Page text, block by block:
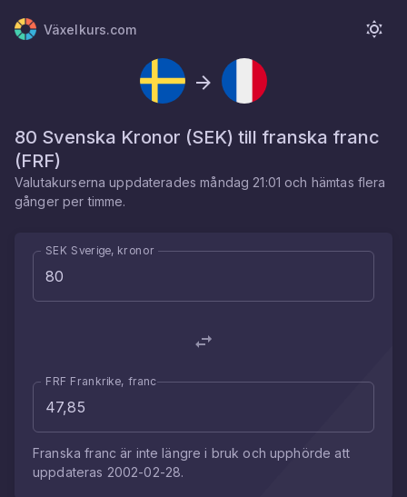
Växelkurs.com
80 Svenska Kronor (SEK) till franska franc
(FRF)
Valutakurserna uppdateradesmåndag 21:01 och hämtas flera
gånger per timme.
SEK Sverige, kronor
FRF Frankrike, franc
Franska franc är inte längre i bruk och upphörde att
uppdateras 2002-02-28.